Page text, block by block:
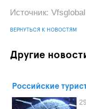
Источник: Vfsglobal
ВЕРНУТЬСЯ К НОВОСТЯМ
Другие
Российские